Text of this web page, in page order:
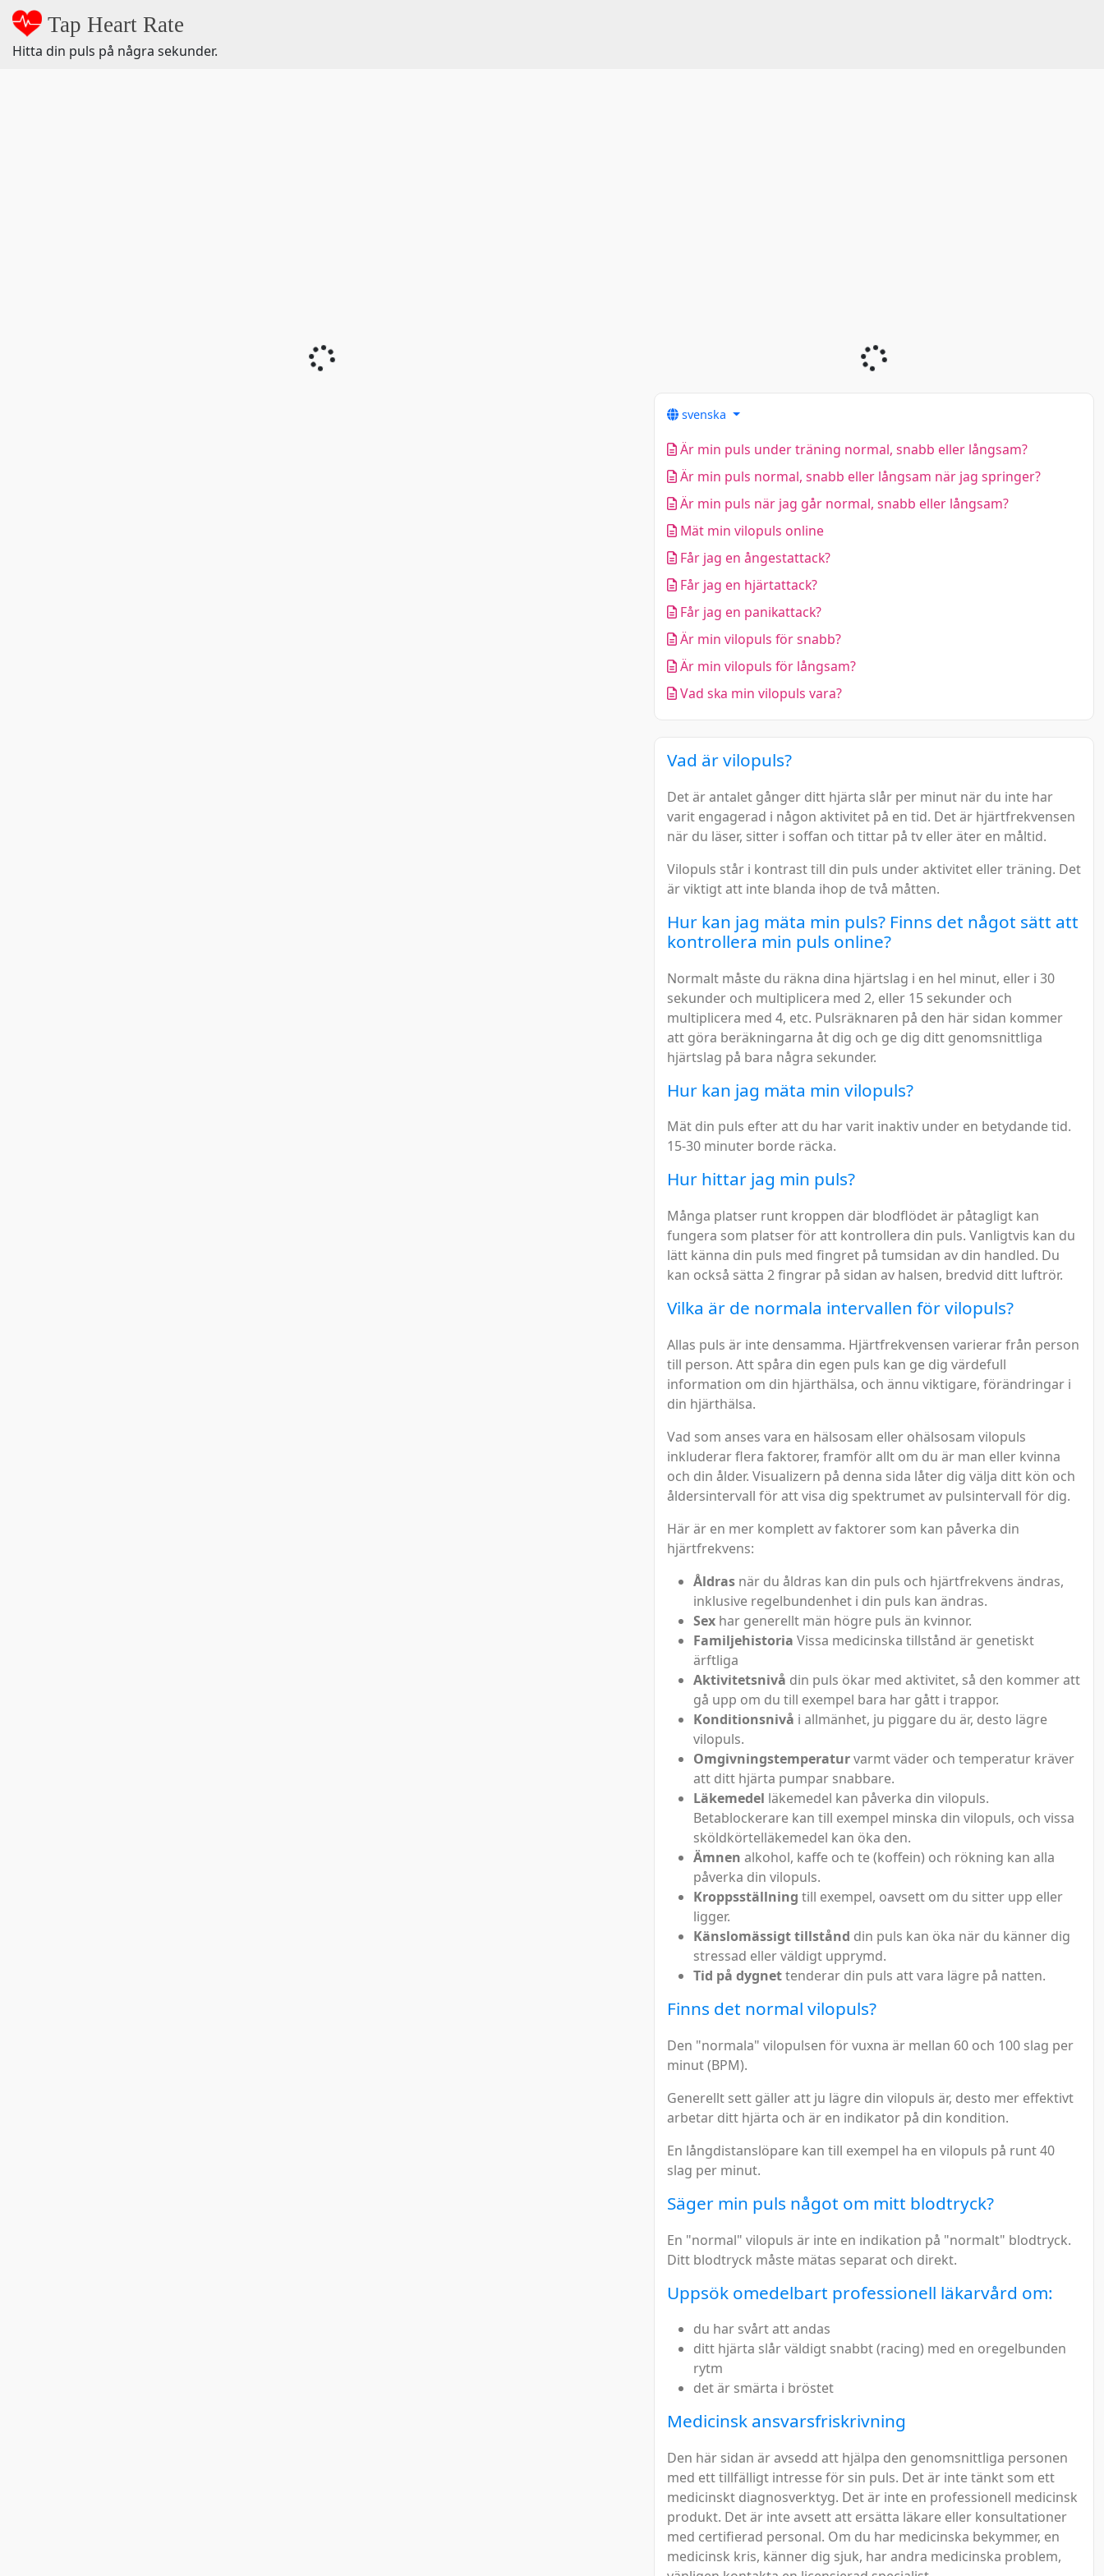
Tap Heart Rate
Hitta din puls på några sekunder.
svenska
Är min puls under träning normal, snabb eller långsam?
Är min puls normal, snabb eller långsam när jag springer?
Är min puls när jag går normal, snabb eller långsam?
Mät min vilopuls online
Får jag en ångestattack?
Får jag en hjärtattack?
Får jag en panikattack?
Är min vilopuls för snabb?
Är min vilopuls för långsam?
Vad ska min vilopuls vara?
Vad är vilopuls?
Det är antalet gånger ditt hjärta slår per minut när du inte har
varit engagerad i någon aktivitet på en tid. Det är hjärtfrekvensen
när du läser, sitter i soffan och tittar på tv eller äter en måltid.
Vilopuls står i kontrast till din puls under aktivitet eller träning. Det
är viktigt att inte blanda ihop de två måtten.
Hur kan jag mäta min puls? Finns det något sätt att
kontrollera min puls online?
Normalt måste du räkna dina hjärtslag i en hel minut, eller i 30
sekunder och multiplicera med 2, eller 15 sekunder och
multiplicera med 4, etc. Pulsräknaren på den här sidan kommer
att göra beräkningarna åt dig och ge dig ditt genomsnittliga
hjärtslag på bara några sekunder.
Hur kan jag mäta min vilopuls?
Mät din puls efter att du har varit inaktiv under en betydande tid.
15-30 minuter borde räcka.
Hur hittar jag min puls?
Många platser runt kroppen där blodflödet är påtagligt kan
fungera som platser för att kontrollera din puls. Vanligtvis kan du
lätt känna din puls med fingret på tumsidan av din handled. Du
kan också sätta 2 fingrar på sidan av halsen, bredvid ditt luftrör.
Vilka är de normala intervallen för vilopuls?
Allas puls är inte densamma. Hjärtfrekvensen varierar från person
till person. Att spåra din egen puls kan ge dig värdefull
information om din hjärthälsa, och ännu viktigare, förändringar i
din hjärthälsa.
Vad som anses vara en hälsosam eller ohälsosam vilopuls
inkluderar flera faktorer, framför allt om du är man eller kvinna
och din ålder. Visualizern på denna sida låter dig välja ditt kön och
åldersintervall för att visa dig spektrumet av pulsintervall för dig.
Här är en mer komplett av faktorer som kan påverka din
hjärtfrekvens:
Åldras när du åldras kan din puls och hjärtfrekvens ändras,
inklusive regelbundenhet i din puls kan ändras.
Sex har generellt män högre puls än kvinnor.
Familjehistoria Vissa medicinska tillstånd är genetiskt
ärftliga
Aktivitetsnivå din puls ökar med aktivitet, så den kommer att
gå upp om du till exempel bara har gått i trappor.
Konditionsnivå i allmänhet, ju piggare du är, desto lägre
vilopuls.
Omgivningstemperaturvarmt väder och temperatur kräver
att ditt hjärta pumpar snabbare.
Läkemedel läkemedel kan påverka din vilopuls.
Betablockerare kan till exempel minska din vilopuls, och vissa
sköldkörtelläkemedel kan öka den.
Ämnen alkohol, kaffe och te (koffein) och rökning kan alla
påverka din vilopuls.
Kroppsställning till exempel, oavsett om du sitter upp eller
ligger.
Känslomässigt tillstånd din puls kan öka när du känner dig
stressad eller väldigt upprymd.
Tid på dygnettenderar din puls att vara lägre på natten.
Finns det normal vilopuls?
Den "normala" vilopulsen för vuxna är mellan 60 och 100 slag per
minut (BPM).
Generellt sett gäller att ju lägre din vilopuls är, desto mer effektivt
arbetar ditt hjärta och är en indikator på din kondition.
En långdistanslöpare kan till exempel ha en vilopuls på runt 40
slag per minut.
Säger min puls något om mitt blodtryck?
En "normal" vilopuls är inte en indikation på "normalt" blodtryck.
Ditt blodtryck måste mätas separat och direkt.
Uppsök omedelbart professionell läkarvård om:
du har svårt att andas
ditt hjärta slår väldigt snabbt (racing) med en oregelbunden
rytm
det är smärta i bröstet
Medicinsk ansvarsfriskrivning
Den här sidan är avsedd att hjälpa den genomsnittliga personen
med ett tillfälligt intresse för sin puls. Det är inte tänkt som ett
medicinskt diagnosverktyg. Det är inte en professionell medicinsk
produkt. Det är inte avsett att ersätta läkare eller konsultationer
med certifierad personal. Om du har medicinska bekymmer, en
medicinsk kris, känner dig sjuk, har andra medicinska problem,